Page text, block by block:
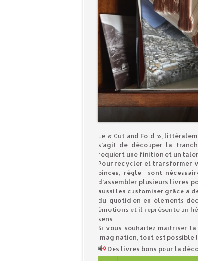
Le « Cut and Fold »,
s’agit de découper la
requiert une finition et un
Pour recycler et transformer
pinces, règle sont
d’assembler plusieurs livres
aussi les customiser grâce à
du quotidien en éléments
émotions et il représente un
sens…
Si vous souhaitez maitriser
imagination, tout est possible
Des livres bons pour la